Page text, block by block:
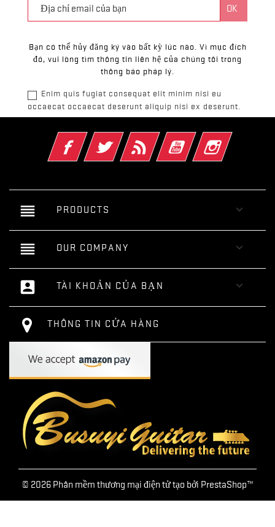
Bạn có thể hủy đăng ký vào bất kỳ lúc nào. Vì mục đích
đó, vui lòng tìm thông tin liên hệ của chúng tôi trong
thông báo pháp lý.
Enim quis fugiat consequat elit minim nisi eu
occaecat occaecat deserunt aliquip nisi ex deserunt.
FacebookTwitter Rss YouTube Instagram
reorder PRODUCTS 
reorder OUR COMPANY 
account_box TÀI KHOẢN CỦA BẠN 
THÔNG TIN CỬA HÀNG
© 2026 Phân mềm thương mại điện tử tạo bởi PrestaShop™